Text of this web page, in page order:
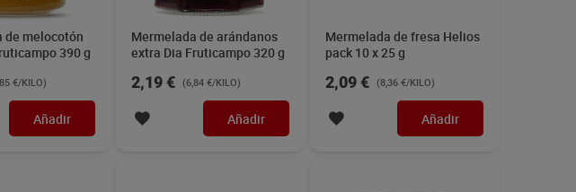
de melocotón
390 g
€/KILO)
Añadir
Mermelada de arándanos
extra Dia Fruticampo 320 g
2,19 € (6,84 €/KILO)
Añadir
Mermelada de fresa Helios
pack 10 x 25 g
2,09 € (8,36 €/KILO)
Añadir